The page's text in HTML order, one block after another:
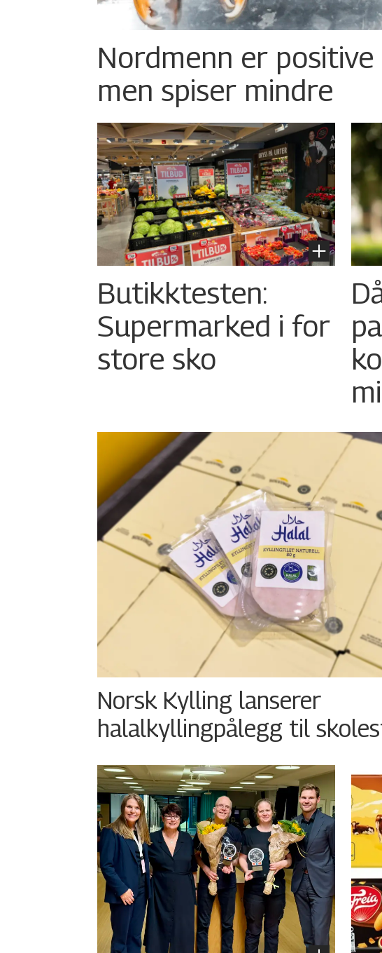
Nordmenn er
men spiser mindre
Butikktesten:
Supermarked i for
store sko
Norsk Kylling lanserer
halalkyllingpålegg til